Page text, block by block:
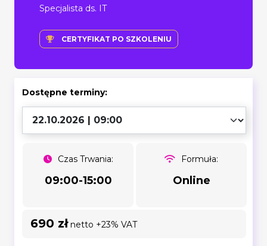
CERTYFIKAT PO SZKOLENIU
Specjalista ds. IT
Dostępne terminy:
Czas Trwania:
09:00-15:00
Formuła:
Online
690 złnetto +23% VAT